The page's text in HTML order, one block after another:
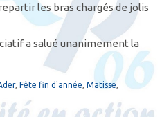
les bras chargés de jolis
a salué unanimement la
, Fête fin d'année Matisse